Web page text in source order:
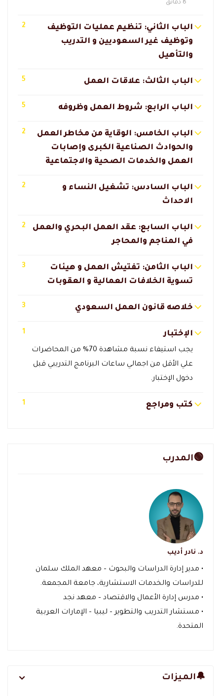
8 دقائق
الباب الثاني: تنظيم عمليات التوظيف
وتوظيف غير السعوديين و التدريب
والتأهيل
2
الباب الثالث: علاقات العمل 5
الباب الرابع: شروط العمل وظروفه 5
الباب الخامس: الوقاية من مخاطر العمل
والحوادث الصناعية الكبرى وإصابات
العمل والخدمات الصحية والاجتماعية
2
الباب السادس: تشغيل النساء و
الاحداث
2
الباب السابع: عقد العمل البحري والعمل
في المناجم والمحاجر
2
الباب الثامن: تفتيش العمل و هيئات
تسوية الخلافات العمالية و العقوبات
3
خلاصه قانون العمل السعودي 3
الإختبار
يجب استيفاء نسبة مشاهدة 70% من المحاضرات
علي الأقل من اجمالي ساعات البرنامج التدريبي قبل
دخول الإختبار.
1
كتب ومراجع 1
🟢المدرب
د. نادر أديب
• مدير إدارة الدراسات والبحوث – معهد الملك سلمان
للدراسات والخدمات الاستشارية، جامعة المجمعة.
• مدرس إدارة الأعمال والاقتصاد – معهد نجد
• مستشار التدريب والتطوير – ليبيا – الإمارات العربية
المتحدة.
🔔الميزات